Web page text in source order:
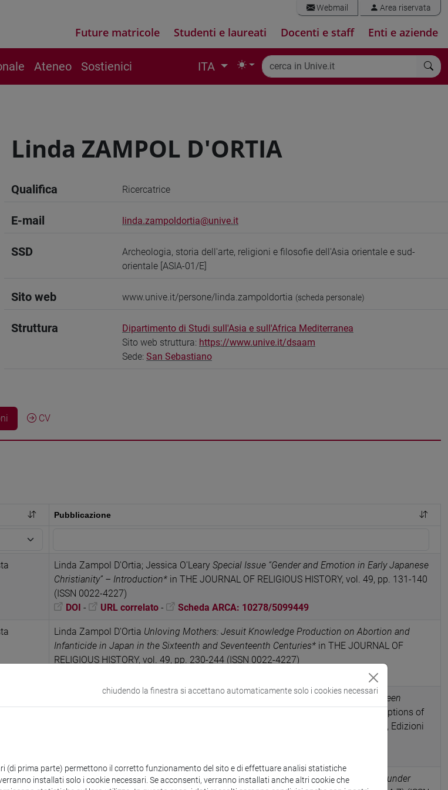
Webmail Area riservata
Future matricole Studenti e laureati Docenti e staff Enti e aziende
Ateneo Sostienici ITA
Linda ZAMPOL D'ORTIA
Qualifica Ricercatrice
E-mail linda.zampoldortia@unive.it
SSD
Archeologia, storia dell'arte, religioni e filosofie dell'Asia orientale e sud-
orientale [ASIA-01/E]
Sito web www.unive.it/persone/linda.zampoldortia (scheda personale)
Struttura
Dipartimento di Studi sull'Asia e sull'Africa Mediterranea
Sito web struttura: https://www.unive.it/dsaam
Sede: San Sebastiano
CV
Pubblicazione
Linda Zampol D'Ortia; Jessica O'Leary Special Issue “Gender and Emotion in Early Japanese
Christianity” – Introduction* in THE JOURNAL OF RELIGIOUS HISTORY, vol. 49, pp. 131-140
(ISSN 0022-4227)
DOI - URL correlato - Scheda ARCA: 10278/5099449
Linda Zampol D'Ortia Unloving Mothers: Jesuit Knowledge Production on Abortion and
Infanticide in Japan in the Sixteenth and Seventeenth Centuries* in THE JOURNAL OF
RELIGIOUS HISTORY, vol. 49, pp. 230-244 (ISSN 0022-4227)
Matteo Ricci’s Emotional Communities: On Friendship between
, China and the West on the Silk Roads. Perceptions of
the Other and Encounters from the Warring States to the Modern Era, Alessandria, Edizioni
Linda Zampol D'OrtiaA Failing Mission? Salvation in the Jesuit Mission in Japan under
chiudendo la finestra si accettano automaticamente solo i cookies necessari
(di prima parte) permettono il corretto funzionamento del sito e di effettuare analisi statistiche
installati solo i cookie necessari. Se acconsenti, verranno installati anche altri cookie che